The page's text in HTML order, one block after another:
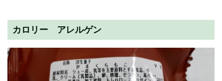
カロリー アレルゲン